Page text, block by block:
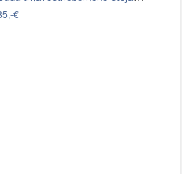
€